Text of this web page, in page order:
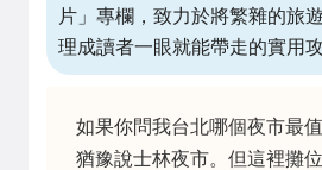
片」專欄，致力於將繁雜的旅
理成讀者一眼就能帶走的實用攻
如果你問我台北哪個夜市最
猶豫說士林夜市。但這裡攤